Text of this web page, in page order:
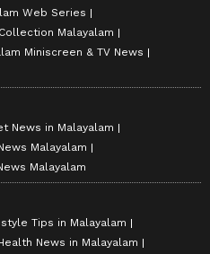
Web Series
Malayalam
Miniscreen & TV News
News in Malayalam
Malayalam
Malayalam
Tips in Malayalam
News in Malayalam